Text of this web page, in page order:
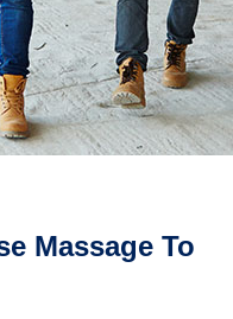
Massage To